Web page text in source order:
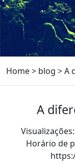
Home> blog >A
A
Horário de